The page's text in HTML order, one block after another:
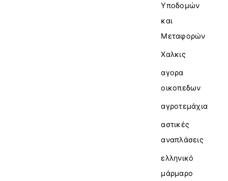
Υποδομών
και
Μεταφορών
Χαλκις
αγορα
οικοπεδων
αγροτεμάχια
αστικές
αναπλάσεις
ελληνικό
μάρμαρο